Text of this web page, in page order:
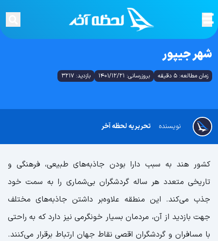
شهر جیپور
زمان مطالعه: 5 دقیقه بروزرسانی: 1401/12/21 بازدید: 3217
تحریریه لحظه آخر نویسنده
کشور هند به سبب دارا بودن جاذبه‌های طبیعی، فرهنگی و
تاریخی متعدد هر ساله گردشگران بی‌شماری را به سمت خود
جذب می‌کند. این منطقه علاوه‌بر داشتن جاذبه‌های مختلف
جهت بازدید از آن، مردمان بسیار خونگرمی نیز دارد که به راحتی
با مسافران و گردشگران اقصی نقاط جهان ارتباط برقرار می‌کنند.